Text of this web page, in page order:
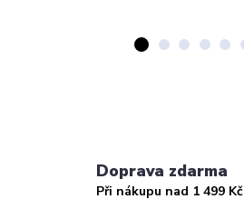
Doprava zdarma
Při nákupu nad 1 499 Kč